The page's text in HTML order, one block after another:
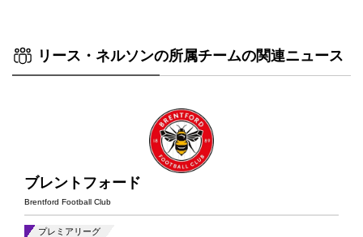
リース・ネルソンの所属チームの関連ニュース
ブレントフォード
Brentford Football Club
プレミアリーグ